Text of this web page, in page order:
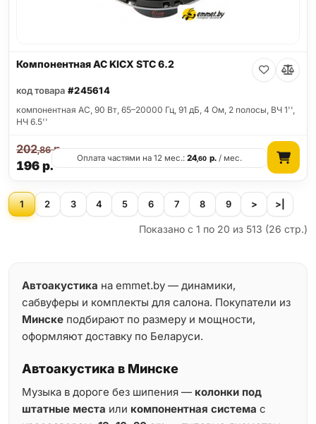
Компонентная АС KICX STC 6.2
код товара #245614
компонентная АС, 90 Вт, 65–20000 Гц, 91 дБ, 4 Ом, 2 полосы, ВЧ 1'',
НЧ 6.5''
196р.
202,86р.
Оплата частями на 12 мес.:24,60 р./ мес.
1 2 3 4 5 6 7 8 9 > >|
Показано с 1 по 20 из 513 (26 стр.)
Автоакустика на emmet.by — динамики,
сабвуферы и комплекты для салона. Покупатели из
Минске подбирают по размеру и мощности,
оформляют доставку по Беларуси.
Автоакустика в Минске
Музыка в дороге без шипения — колонки под
штатные места или компонентная система с